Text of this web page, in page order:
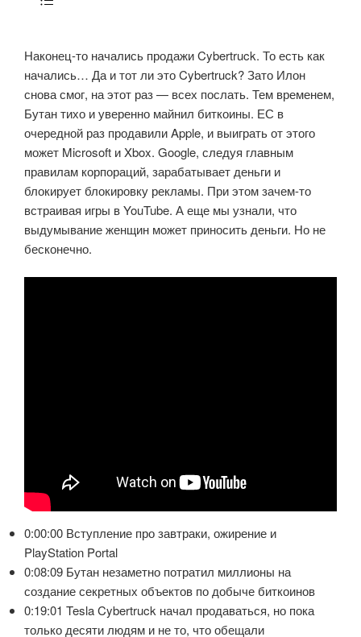
Наконец-то начались продажи Cybertruck. То есть как
начались… Да и тот ли это Cybertruck? Зато Илон
снова смог, на этот раз — всех послать. Тем временем,
Бутан тихо и уверенно майнил биткоины. ЕС в
очередной раз продавили Apple, и выиграть от этого
может Microsoft и Xbox. Google, следуя главным
правилам корпораций, зарабатывает деньги и
блокирует блокировку рекламы. При этом зачем-то
встраивая игры в YouTube. А еще мы узнали, что
выдумывание женщин может приносить деньги. Но не
бесконечно.
0:00:00 Вступление про завтраки, ожирение и
PlayStation Portal
0:08:09 Бутан незаметно потратил миллионы на
создание секретных объектов по добыче биткоинов
0:19:01 Tesla Cybertruck начал продаваться, но пока
только десяти людям и не то, что обещали